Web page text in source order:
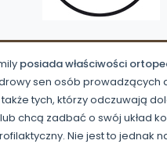
posiada właściwości
sen osób prowadzących
tych, którzy odczuwają
chcą zadbać o swój układ
Nie jest to jednak